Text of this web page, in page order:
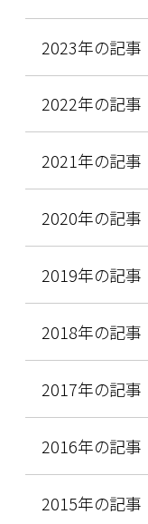
2023年の記事
2022年の記事
2021年の記事
2020年の記事
2019年の記事
2018年の記事
2017年の記事
2016年の記事
2015年の記事